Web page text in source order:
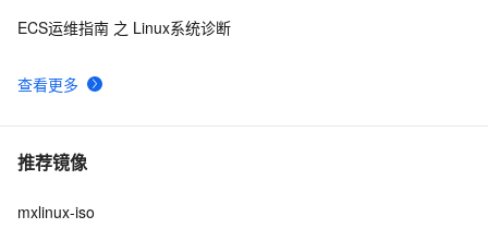
查看更多
ECS运维指南 之 Linux系统诊断
推荐镜像
mxlinux-iso